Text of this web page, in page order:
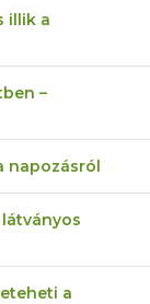
illik a
–
napozásról
a